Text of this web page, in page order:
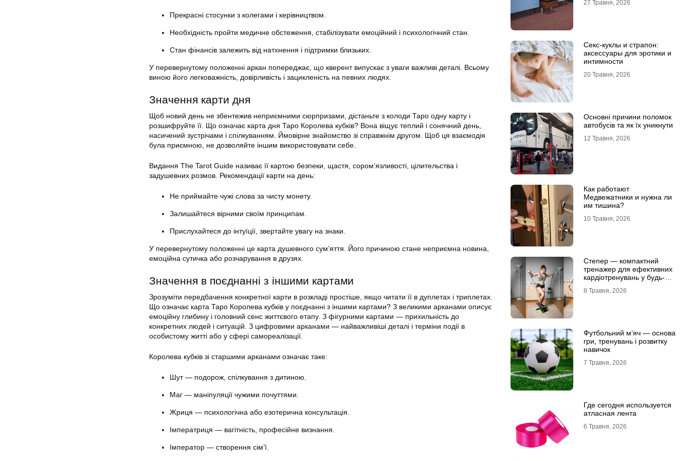
Прекрасні стосунки з колегами і керівництвом.
Необхідність пройти медичне обстеження, стабілізувати емоційний і психологічний стан.
Стан фінансів залежить від натхнення і підтримки близьких.
У перевернутому положенні аркан попереджає, що кверент випускає з уваги важливі деталі. Всьому
виною його легковажність, довірливість і зацикленість на певних людях.
Значення карти дня
Щоб новий день не збентежив неприємними сюрпризами, дістаньте з колоди Таро одну карту і
розшифруйте її. Що означає карта дня Таро Королева кубків? Вона віщує теплий і сонячний день,
насичений зустрічами і спілкуванням. Ймовірне знайомство зі справжнім другом. Щоб ця взаємодія
була приємною, не дозволяйте іншим використовувати себе.
Видання The Tarot Guide називає її картою безпеки, щастя, сором’язливості, цілительства і
задушевних розмов. Рекомендації карти на день:
Не приймайте чужі слова за чисту монету.
Залишайтеся вірними своїм принципам.
Прислухайтеся до інтуїції, звертайте увагу на знаки.
У перевернутому положенні це карта душевного сум’яття. Його причиною стане неприємна новина,
емоційна сутичка або розчарування в друзях.
Значення в поєднанні з іншими картами
Зрозуміти передбачення конкретної карти в розкладі простіше, якщо читати її в дуплетах і триплетах.
Що означає карта Таро Королева кубків у поєднанні з іншими картами? З великими арканами описує
емоційну глибину і головний сенс життєвого етапу. З фігурними картами — прихильність до
конкретних людей і ситуацій. З цифровими арканами — найважливіші деталі і терміни події в
особистому житті або у сфері самореалізації.
Королева кубків зі старшими арканами означає таке:
Шут — подорож, спілкування з дитиною.
Маг — маніпуляції чужими почуттями.
Жриця — психологічна або езотерична консультація.
Імператриця — вагітність, професійне визнання.
Імператор — створення сім’ї.
27 Травня, 2026
Секс-куклы и страпон:
аксессуары для эротики и
интимности
20 Травня, 2026
Основні причини поломок
автобусів та як їх уникнути
12 Травня, 2026
Как работают
Медвежатники и нужна ли
им тишина?
10 Травня, 2026
Степер — компактний
тренажер для ефективних
кардіотренувань у будь-
8 Травня, 2026
Футбольний м’яч — основа
гри, тренувань і розвитку
навичок
7 Травня, 2026
Где сегодня используется
атласная лента
6 Травня, 2026